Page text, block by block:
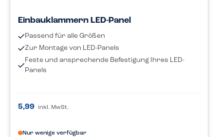
Einbauklammern LED-Panel
Passend für alle Größen
Zur Montage von LED-Panels
Feste und ansprechende Befestigung Ihres LED-
Panels
5,99 inkl. MwSt.
Nur wenige verfügbar